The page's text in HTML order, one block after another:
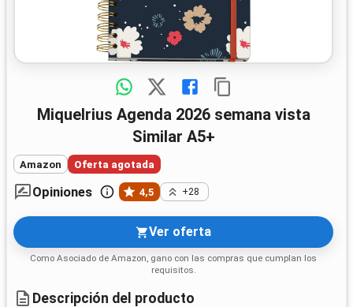
Miquelrius Agenda 2026 semana vista
Similar A5+
Amazon Oferta agotada
Opiniones 4,5 +28
Ver oferta
Como Asociado de Amazon, gano con las compras que cumplan los
requisitos.
Descripción del producto